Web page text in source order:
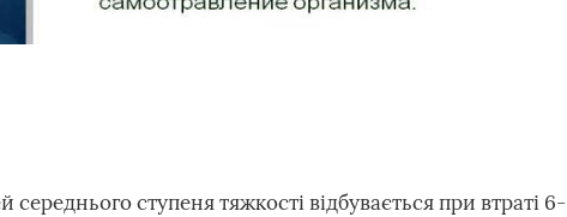
середнього ступеня тяжкості відбувається при втраті 6-